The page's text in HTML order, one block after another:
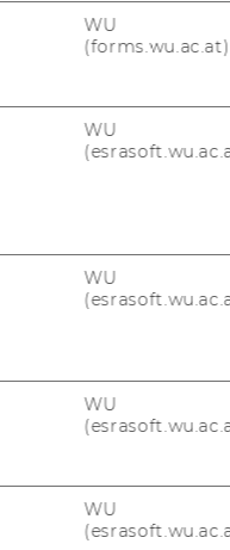
full-time
WU
(forms.wu.ac.at)
WU
WU
WU
WU